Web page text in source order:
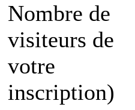
Nombre de
visiteurs de
votre
inscription)